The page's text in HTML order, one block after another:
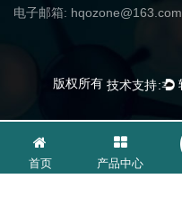
电子邮箱: hqozone@163.com
版权所有
首页 产品中心